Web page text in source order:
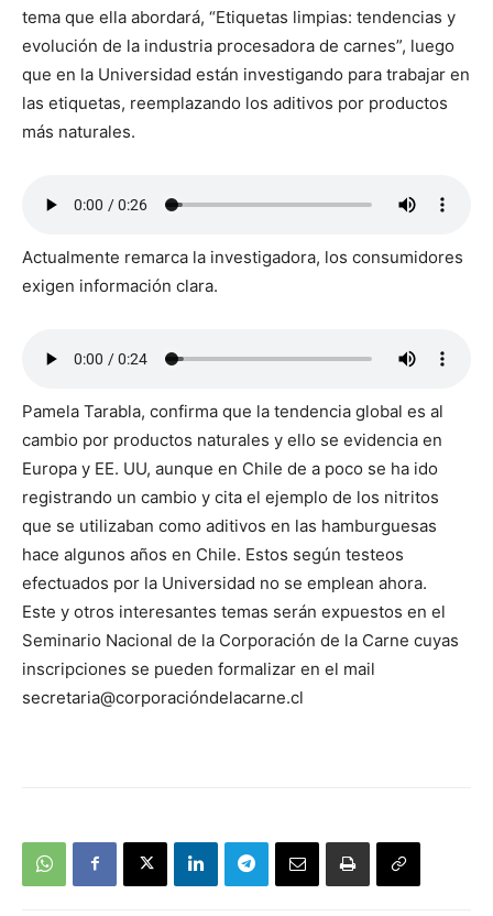
tema que ella abordará, “Etiquetas limpias: tendencias y
evolución de la industria procesadora de carnes”, luego
que en la Universidad están investigando para trabajar en
las etiquetas, reemplazando los aditivos por productos
más naturales.
Actualmente remarca la investigadora, los consumidores
exigen información clara.
Pamela Tarabla, confirma que la tendencia global es al
cambio por productos naturales y ello se evidencia en
Europa y EE. UU, aunque en Chile de a poco se ha ido
registrando un cambio y cita el ejemplo de los nitritos
que se utilizaban como aditivos en las hamburguesas
hace algunos años en Chile. Estos según testeos
efectuados por la Universidad no se emplean ahora.
Este y otros interesantes temas serán expuestos en el
Seminario Nacional de la Corporación de la Carne cuyas
inscripciones se pueden formalizar en el mail
secretaria@corporacióndelacarne.cl